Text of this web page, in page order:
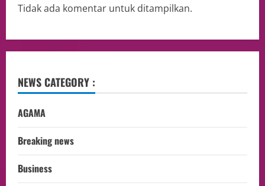
Tidak ada komentar untuk ditampilkan.
NEWS CATEGORY :
AGAMA
Breaking news
Business